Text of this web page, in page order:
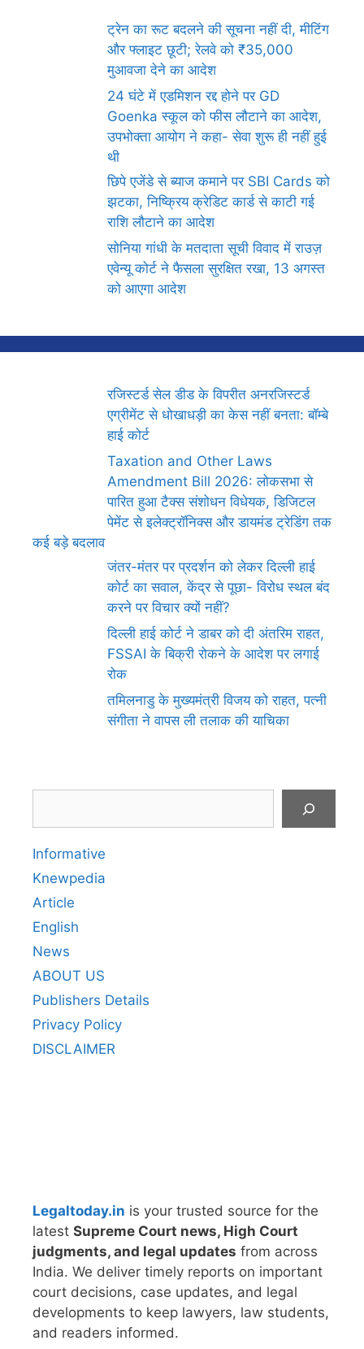
ट्रेन का रूट बदलने की सूचना नहीं दी, मीटिंग
और फ्लाइट छूटी; रेलवे को ₹35,000
मुआवजा देने का आदेश
24 घंटे में एडमिशन रद्द होने पर GD
Goenka स्कूल को फीस लौटाने का आदेश,
उपभोक्ता आयोग ने कहा- सेवा शुरू ही नहीं हुई
थी
छिपे एजेंडे से ब्याज कमाने पर SBI Cards को
झटका, निष्क्रिय क्रेडिट कार्ड से काटी गई
राशि लौटाने का आदेश
सोनिया गांधी के मतदाता सूची विवाद में राउज़
एवेन्यू कोर्ट ने फैसला सुरक्षित रखा, 13 अगस्त
को आएगा आदेश
रजिस्टर्ड सेल डीड के विपरीत अनरजिस्टर्ड
एग्रीमेंट से धोखाधड़ी का केस नहीं बनता: बॉम्बे
हाई कोर्ट
Taxation and Other Laws
Amendment Bill 2026: लोकसभा से
पारित हुआ टैक्स संशोधन विधेयक, डिजिटल
पेमेंट से इलेक्ट्रॉनिक्स और डायमंड ट्रेडिंग तक
कई बड़े बदलाव
जंतर-मंतर पर प्रदर्शन को लेकर दिल्ली हाई
कोर्ट का सवाल, केंद्र से पूछा- विरोध स्थल बंद
करने पर विचार क्यों नहीं?
दिल्ली हाई कोर्ट ने डाबर को दी अंतरिम राहत,
FSSAI के बिक्री रोकने के आदेश पर लगाई
रोक
तमिलनाडु के मुख्यमंत्री विजय को राहत, पत्नी
संगीता ने वापस ली तलाक की याचिका
Informative
Knewpedia
Article
English
News
ABOUT US
Publishers Details
Privacy Policy
DISCLAIMER
Legaltoday.in is your trusted source for the
latest Supreme Court news, High Court
judgments, and legal updates from across
India. We deliver timely reports on important
court decisions, case updates, and legal
developments to keep lawyers, law students,
and readers informed.